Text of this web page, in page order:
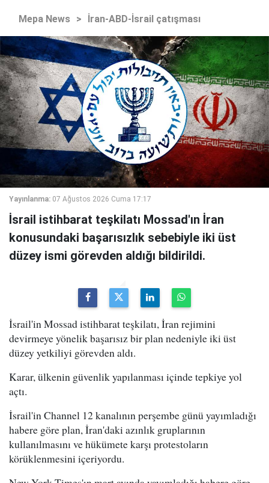
Mepa News > İran-ABD-İsrail çatışması
Yayınlanma: 07 Ağustos 2026 Cuma 17:17
İsrail istihbarat teşkilatı Mossad'ın İran
konusundaki başarısızlık sebebiyle iki üst
düzey ismi görevden aldığı bildirildi.
İsrail'in Mossad istihbarat teşkilatı, İran rejimini
devirmeye yönelik başarısız bir plan nedeniyle iki üst
düzey yetkiliyi görevden aldı.
Karar, ülkenin güvenlik yapılanması içinde tepkiye yol
açtı.
İsrail'in Channel 12 kanalının perşembe günü yayımladığı
habere göre plan, İran'daki azınlık gruplarının
kullanılmasını ve hükümete karşı protestoların
körüklenmesini içeriyordu.